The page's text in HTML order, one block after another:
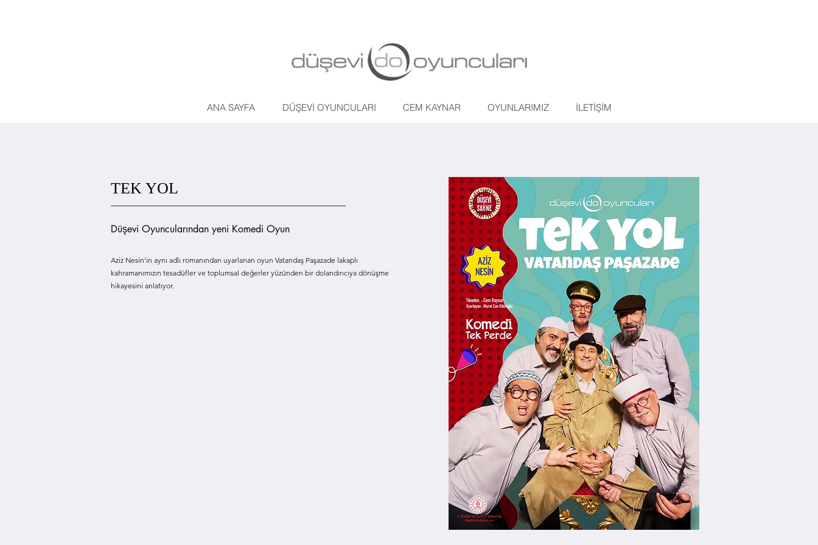
ANA SAYFA DÜŞEVİ OYUNCULARI CEM KAYNAR OYUNLARIMIZ İLETİŞİM
TEK YOL
Düşevi Oyuncularından yeni Komedi Oyun
Aziz Nesin'in aynı adlı romanından uyarlanan oyun Vatandaş Paşazade lakaplı
kahramanımızın tesadüfler ve toplumsal değerler yüzünden bir dolandırıcıya dönüşme
hikayesini anlatıyor.